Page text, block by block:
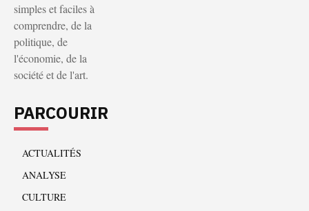
simples et faciles à
comprendre, de la
politique, de
l'économie, de la
société et de l'art.
PARCOURIR
ACTUALITÉS
ANALYSE
CULTURE